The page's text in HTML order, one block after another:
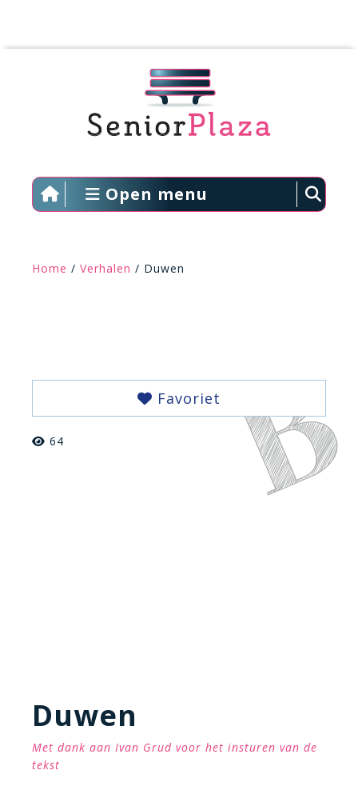
Open menu
Home / Verhalen / Duwen
Favoriet
64
Duwen
Met dank aan Ivan Grud voor het insturen van de
tekst